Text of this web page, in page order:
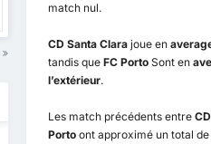
match nul.
CD Santa Clarajoue en
tandis que FC PortoSont en
l’extérieur.
Les match précédents entre
Portoont approximé un total de